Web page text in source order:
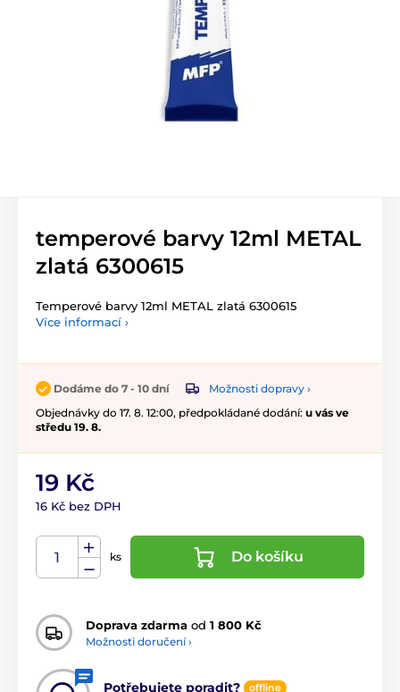
temperové barvy 12ml METAL
zlatá 6300615
Temperové barvy 12ml METAL zlatá 6300615
Více informací ›
Dodáme do 7 - 10 dní
Možnosti dopravy ›
Objednávky do 17. 8. 12:00, předpokládané dodání: u vás ve
středu 19. 8.
19 Kč
16 Kč bez DPH
ks Do košíku
Doprava zdarma od 1 800 Kč
Možnosti doručení ›
Potřebujete poradit? offline